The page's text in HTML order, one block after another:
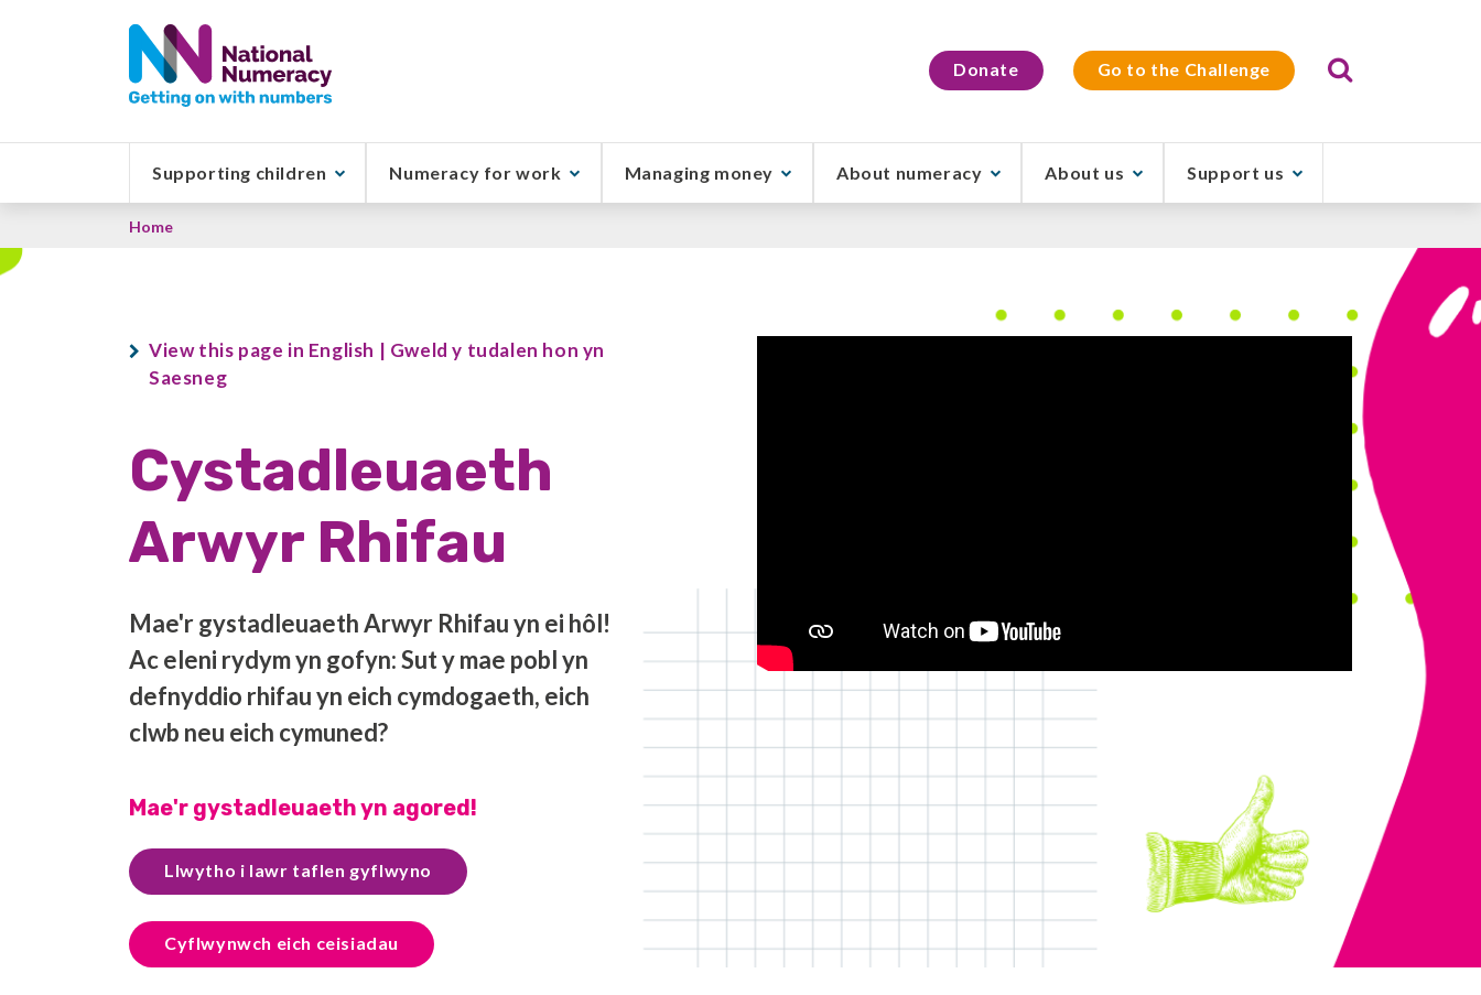
Donate Go to the Challenge Search
Supporting children Numeracy for work Managing money About numeracy About us Support us
Breadcrumb
Home
View this page in English | Gweld y tudalen hon yn
Saesneg
Cystadleuaeth
Arwyr Rhifau
Mae'r gystadleuaeth Arwyr Rhifau yn ei hôl!
Ac eleni rydym yn gofyn: Sut y mae pobl yn
defnyddio rhifau yn eich cymdogaeth, eich
clwb neu eich cymuned?
Mae'r gystadleuaeth yn agored!
Llwytho i lawr taflen gyflwyno
Cyflwynwch eich ceisiadau